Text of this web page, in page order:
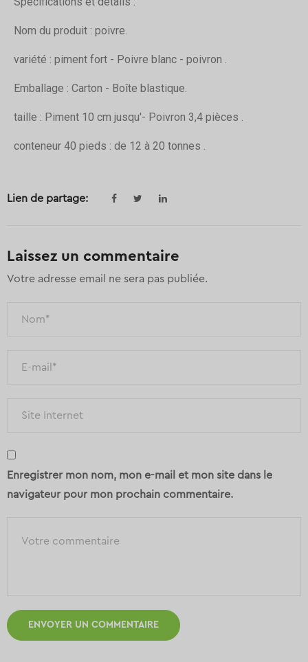
Nom du produit : poivre.
variété : piment fort - Poivre blanc - poivron .
Emballage : Carton - Boîte blastique.
taille : Piment 10 cm jusqu'- Poivron 3,4 pièces .
conteneur 40 pieds : de 12 à 20 tonnes .
Lien de partage:
Laissez un commentaire
Votre adresse email ne sera pas publiée.
Enregistrer mon nom, mon e-mail et mon site dans le
navigateur pour mon prochain commentaire.